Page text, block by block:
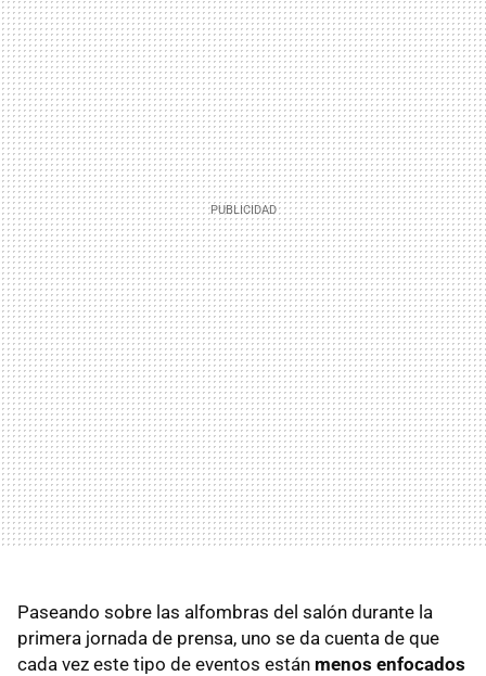
Paseando sobre las alfombras del salón durante la
primera jornada de prensa, uno se da cuenta de que
cada vez este tipo de eventos están menos enfocados